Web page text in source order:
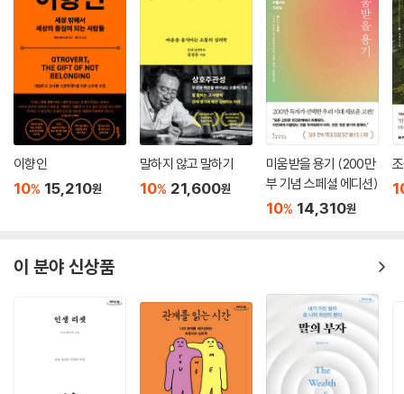
이향인
10% 15,210원
말하지 않고 말하기
10% 21,600원
미움받을 용기 (200만
부 기념 스페셜 에디션)
10% 14,310원
이 분야 신상품